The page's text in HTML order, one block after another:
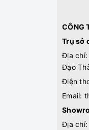
CÔNG
Trụ sở
Địa chỉ:
Đạo
Điện
Email:
Địa chỉ: